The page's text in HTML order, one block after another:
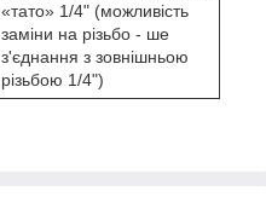
«тато» 1/4" (можливість
заміни на різьбо - ше
з'єднання з зовнішньою
різьбою 1/4")